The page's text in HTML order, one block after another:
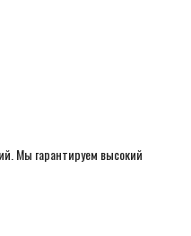
Мы гарантируем высокий